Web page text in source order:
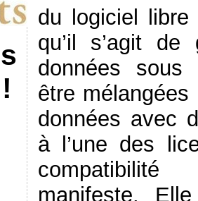
du logiciel
qu’il s’agit
données sous
être mélangées
données avec
à l’une des
manifeste.